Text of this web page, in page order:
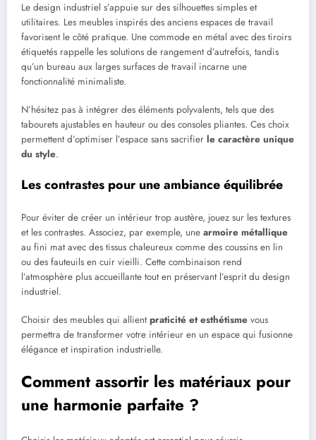
Le design industriel s’appuie sur des silhouettes simples et
utilitaires. Les meubles inspirés des anciens espaces de travail
favorisent le côté pratique. Une commode en métal avec des tiroirs
étiquetés rappelle les solutions de rangement d’autrefois, tandis
qu’un bureau aux larges surfaces de travail incarne une
fonctionnalité minimaliste.
N’hésitez pas à intégrer des éléments polyvalents, tels que des
tabourets ajustables en hauteur ou des consoles pliantes. Ces choix
permettent d’optimiser l’espace sans sacrifier le caractère unique
du style.
Les contrastes pour une ambiance équilibrée
Pour éviter de créer un intérieur trop austère, jouez sur les textures
et les contrastes. Associez, par exemple, une armoire métallique
au fini mat avec des tissus chaleureux comme des coussins en lin
ou des fauteuils en cuir vieilli. Cette combinaison rend
l’atmosphère plus accueillante tout en préservant l’esprit du design
industriel.
Choisir des meubles qui allientpraticité et esthétisme vous
permettra de transformer votre intérieur en un espace qui fusionne
élégance et inspiration industrielle.
Comment assortir les matériaux pour
une harmonie parfaite ?